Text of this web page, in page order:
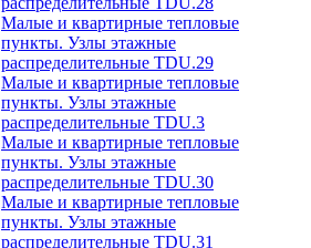
Малые и квартирные тепловые
пункты. Узлы этажные
распределительные TDU.29
Малые и квартирные тепловые
пункты. Узлы этажные
распределительные TDU.3
Малые и квартирные тепловые
пункты. Узлы этажные
распределительные TDU.30
Малые и квартирные тепловые
пункты. Узлы этажные
распределительные TDU.31